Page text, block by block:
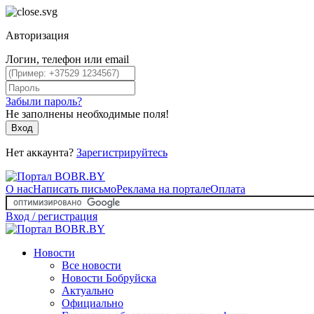
Авторизация
Логин, телефон или email
Забыли пароль?
Не заполнены необходимые поля!
Вход
Нет аккаунта? Зарегистрируйтесь
О насНаписать письмоРеклама на порталеОплата
Вход / регистрация
Новости
Все новости
Новости Бобруйска
Актуально
Официально